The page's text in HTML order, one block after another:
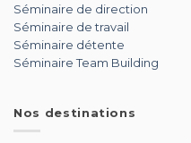
Séminaire de direction
Séminaire de travail
Séminaire détente
Séminaire Team Building
Nos destinations